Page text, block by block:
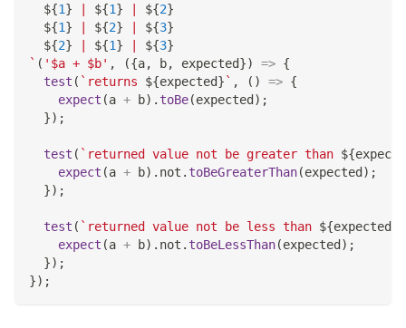
${1} ${1} ${2}
${1} ${2} ${3}
${2} ${1} ${3}
` ( '$a + $b' , ({a, b, expected}) => {
test ( ` returns ${expected} ` , ( ) => {
expect (a + b) . toBe(expected ) ;
}) ;
test ( ` returned value not be greater than ${
expect (a + b) . not . toBeGreaterThan(expected ) ;
}) ;
test ( ` returned value not be less than ${expected
expect (a + b) . not . toBeLessThan(expected ) ;
}) ;
}) ;